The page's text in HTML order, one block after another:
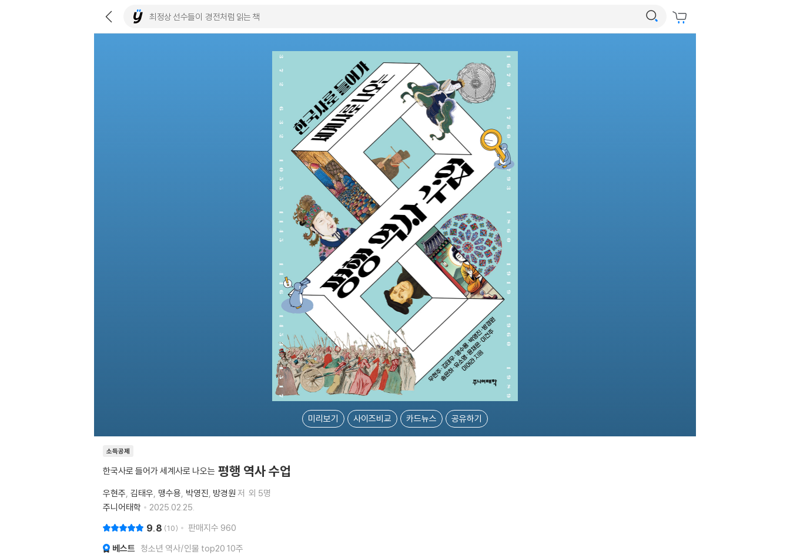
미리보기 사이즈비교 카드뉴스 공유하기
소득공제
한국사로 들어가 세계사로 나오는 평행 역사 수업
우현주 김태우 맹수용 박영진 방경원 저 외 5명
주니어태학
2025.02.25.
9.8 10 판매지수 960
베스트 청소년 역사/인물 top20 10주